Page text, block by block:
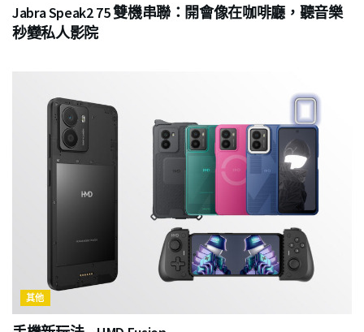
Jabra Speak2 75 雙機串聯：開會像在咖啡廳，聽音樂
秒變私人影院
其他